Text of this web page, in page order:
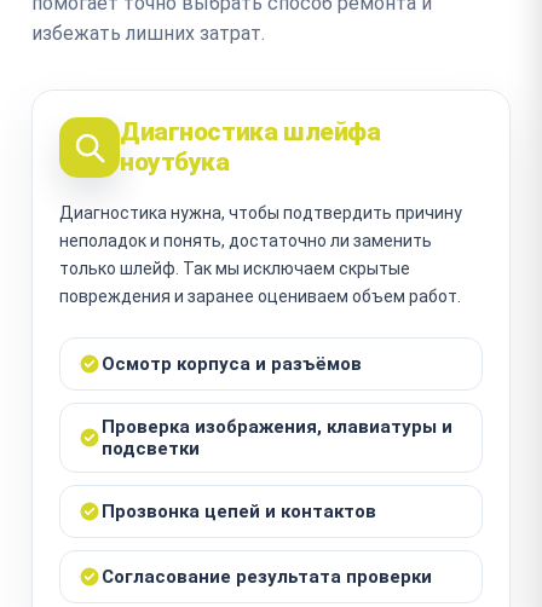
избежать лишних затрат.
Диагностика шлейфа
ноутбука
Диагностика нужна, чтобы подтвердить причину
неполадок и понять, достаточно ли заменить
только шлейф. Так мы исключаем скрытые
повреждения и заранее оцениваем объем работ.
Осмотр корпуса и разъёмов
Проверка изображения, клавиатуры и
подсветки
Прозвонка цепей и контактов
Согласование результата проверки